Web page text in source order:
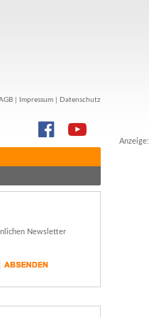
Anzeige:
Impressum Datenschutz
Newsletter